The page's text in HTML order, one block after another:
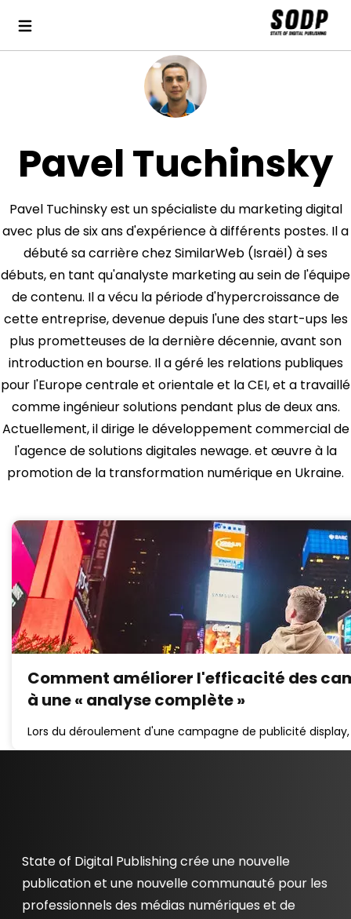
Pavel Tuchinsky
Pavel Tuchinsky est un spécialiste du marketing digital
avec plus de six ans d'expérience à différents postes. Il a
débuté sa carrière chez SimilarWeb (Israël) à ses
débuts, en tant qu'analyste marketing au sein de l'équipe
de contenu. Il a vécu la période d'hypercroissance de
cette entreprise, devenue depuis l'une des start-ups les
plus prometteuses de la dernière décennie, avant son
introduction en bourse. Il a géré les relations publiques
pour l'Europe centrale et orientale et la CEI, et a travaillé
comme ingénieur solutions pendant plus de deux ans.
Actuellement, il dirige le développement commercial de
l'agence de solutions digitales newage. et œuvre à la
promotion de la transformation numérique en Ukraine.
Comment améliorer l'efficacité des
à une « analyse complète »
Lors du déroulement d'une campagne de publicité
State of Digital Publishing crée une nouvelle
publication et une nouvelle communauté pour les
professionnels des médias numériques et de